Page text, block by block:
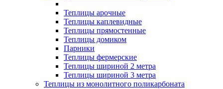
Теплицы арочные
Теплицы каплевидные
Теплицы прямостенные
Теплицы домиком
Парники
Теплицы фермерские
Теплицы шириной 2 метра
Теплицы шириной 3 метра
Теплицы из монолитного поликарбоната